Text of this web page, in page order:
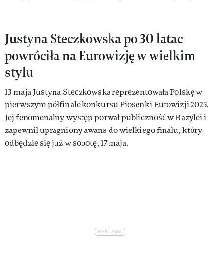
Justyna Steczkowska po 30 latac
powróciła na Eurowizję w wielkim
stylu
13 maja Justyna Steczkowska reprezentowała Polskę w
pierwszym półfinale konkursu Piosenki Eurowizji 2025.
Jej fenomenalny występ porwał publiczność w Bazylei i
zapewnił upragniony awans do wielkiego finału, który
odbędzie się już w sobotę, 17 maja.